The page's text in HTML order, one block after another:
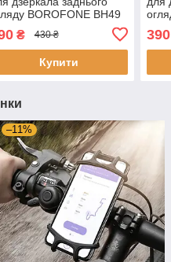
BOROFONE BH49
₴ 430 ₴
Купити
390
–11%